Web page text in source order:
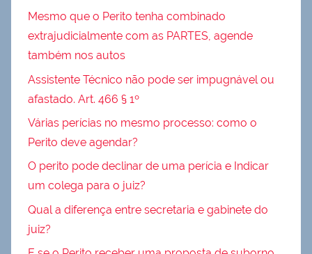
Mesmo que o Perito tenha combinado
extrajudicialmente com as PARTES, agende
também nos autos
Assistente Técnico não pode ser impugnável ou
afastado. Art. 466 § 1º
Várias perícias no mesmo processo: como o
Perito deve agendar?
O perito pode declinar de uma perícia e Indicar
um colega para o juiz?
Qual a diferença entre secretaria e gabinete do
juiz?